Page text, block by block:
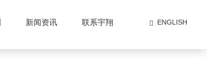
新闻资讯 联系宇翔 ENGLISH